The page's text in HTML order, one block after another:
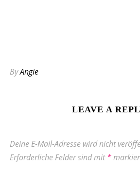
ByAngie
LEAVE A
Deine E-Mail-Adresse wird nicht
Erforderliche Felder sind mit*